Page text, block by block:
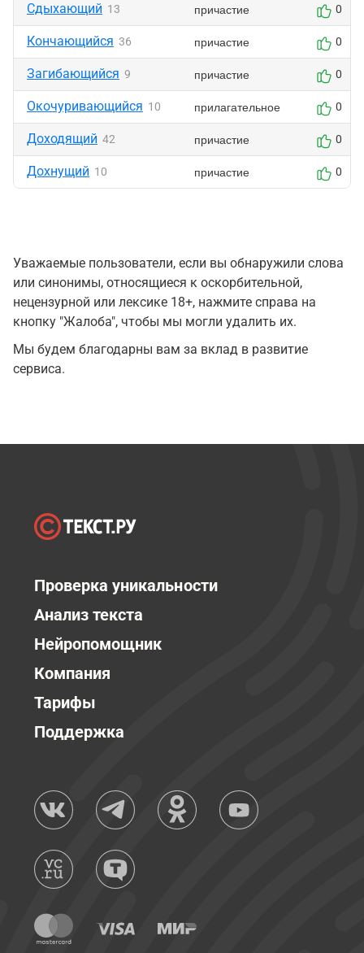
Сдыхающий 13 причастие 0
Кончающийся 36 причастие 0
Загибающийся 9 причастие 0
Окочуривающийся 10 прилагательное 0
Доходящий 42 причастие 0
Дохнущий 10 причастие 0
Уважаемые пользователи, если вы обнаружили слова
или синонимы, относящиеся к оскорбительной,
нецензурной или лексике 18+, нажмите справа на
кнопку "Жалоба", чтобы мы могли удалить их.
Мы будем благодарны вам за вклад в развитие
сервиса.
Проверка уникальности
Анализ текста
Нейропомощник
Компания
Тарифы
Поддержка